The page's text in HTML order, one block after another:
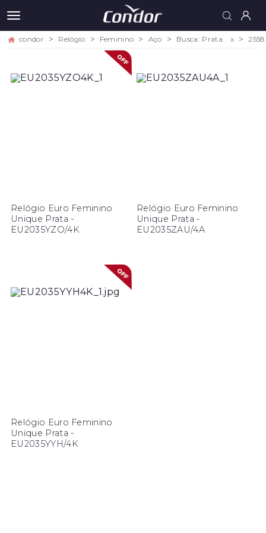
condor Relógio Feminino Aço Busca: Prata x 2558
Relógio Euro Feminino
Unique Prata -
EU2035YZO/4K
Relógio Euro Feminino
Unique Prata -
EU2035ZAU/4A
Relógio Euro Feminino
Unique Prata -
EU2035YYH/4K